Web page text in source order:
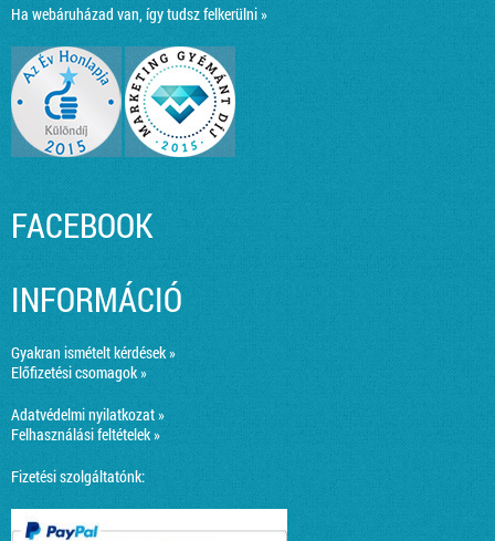
Ha webáruházad van, így tudsz felkerülni »
FACEBOOK
INFORMÁCIÓ
Gyakran ismételt kérdések »
Előfizetési csomagok »
Adatvédelmi nyilatkozat »
Felhasználási feltételek »
Fizetési szolgáltatónk: